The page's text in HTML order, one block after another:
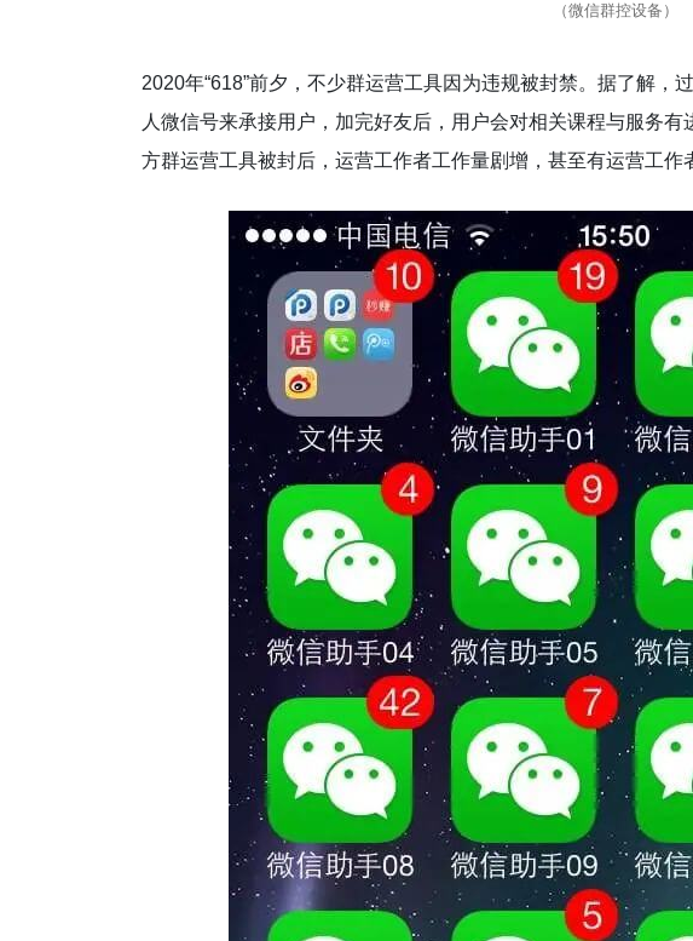
（微信群控设备）
2020年“618”前夕，不少群运营工具因为违规被封禁。据了解，
人微信号来承接用户，加完好友后，用户会对相关课程与服务
方群运营工具被封后，运营工作者工作量剧增，甚至有运营工作